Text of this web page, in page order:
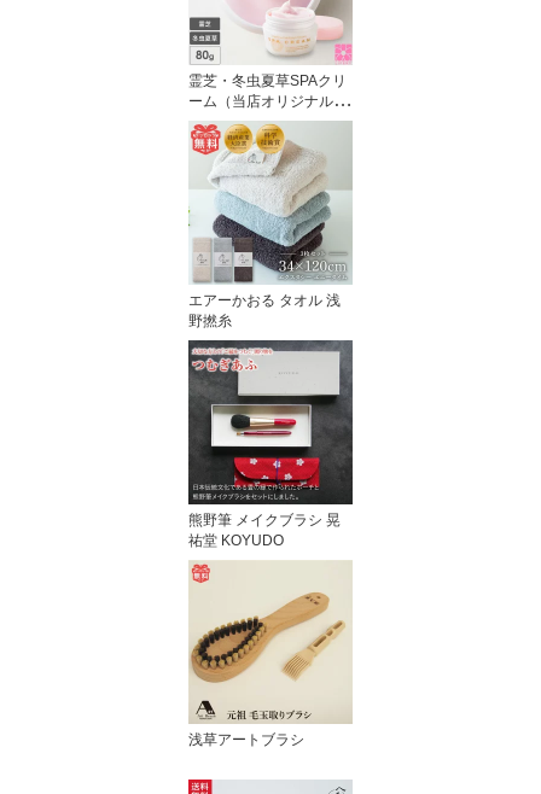
霊芝・冬虫夏草SPAクリ
ーム（当店オリジナル オ
ールインワン）
エアーかおる タオル 浅
野撚糸
熊野筆 メイクブラシ 晃
祐堂 KOYUDO
浅草アートブラシ